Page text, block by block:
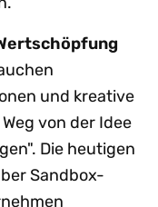
und kreative
von der Idee
Die heutigen
Sandbox-